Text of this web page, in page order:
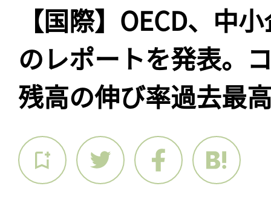
【国際】OECD、中
のレポートを発表。
残高の伸び率過去最